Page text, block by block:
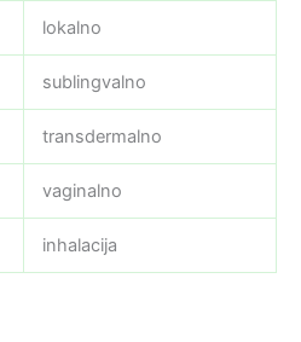
lokalno
sublingvalno
transdermalno
vaginalno
inhalacija